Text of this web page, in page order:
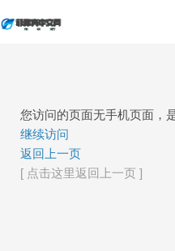
您访问的页面无手机页面，
继续访问
返回上一页
[ 点击这里返回上一页 ]